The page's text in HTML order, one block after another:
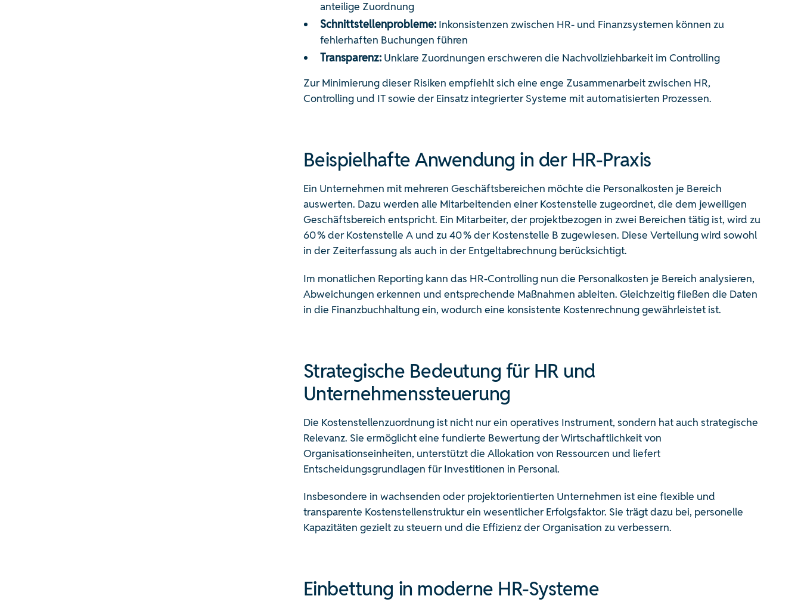
anteilige Zuordnung
Schnittstellenprobleme:Inkonsistenzen zwischen HR- und Finanzsystemen können zu
fehlerhaften Buchungen führen
Transparenz:Unklare Zuordnungen erschweren die Nachvollziehbarkeit im Controlling
Zur Minimierung dieser Risiken empfiehlt sich eine enge Zusammenarbeit zwischen HR,
Controlling und IT sowie der Einsatz integrierter Systeme mit automatisierten Prozessen.
Beispielhafte Anwendung in der HR-Praxis
Ein Unternehmen mit mehreren Geschäftsbereichen möchte die Personalkosten je Bereich
auswerten. Dazu werden alle Mitarbeitenden einer Kostenstelle zugeordnet, die dem jeweiligen
Geschäftsbereich entspricht. Ein Mitarbeiter, der projektbezogen in zwei Bereichen tätig ist, wird zu
60 % der Kostenstelle A und zu 40 % der Kostenstelle B zugewiesen. Diese Verteilung wird sowohl
in der Zeiterfassung als auch in der Entgeltabrechnung berücksichtigt.
Im monatlichen Reporting kann das HR-Controlling nun die Personalkosten je Bereich analysieren,
Abweichungen erkennen und entsprechende Maßnahmen ableiten. Gleichzeitig fließen die Daten
in die Finanzbuchhaltung ein, wodurch eine konsistente Kostenrechnung gewährleistet ist.
Strategische Bedeutung für HR und
Unternehmenssteuerung
Die Kostenstellenzuordnung ist nicht nur ein operatives Instrument, sondern hat auch strategische
Relevanz. Sie ermöglicht eine fundierte Bewertung der Wirtschaftlichkeit von
Organisationseinheiten, unterstützt die Allokation von Ressourcen und liefert
Entscheidungsgrundlagen für Investitionen in Personal.
Insbesondere in wachsenden oder projektorientierten Unternehmen ist eine flexible und
transparente Kostenstellenstruktur ein wesentlicher Erfolgsfaktor. Sie trägt dazu bei, personelle
Kapazitäten gezielt zu steuern und die Effizienz der Organisation zu verbessern.
Einbettung in moderne HR-Systeme